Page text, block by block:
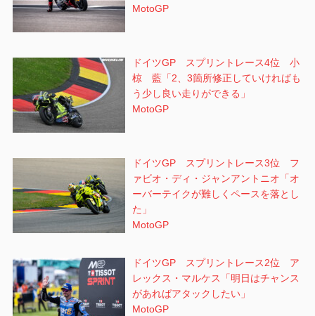
MotoGP
ドイツGP スプリントレース4位 小
椋 藍「2、3箇所修正していければも
う少し良い走りができる」
MotoGP
ドイツGP スプリントレース3位 フ
ァビオ・ディ・ジャンアントニオ「オ
ーバーテイクが難しくペースを落とし
た」
MotoGP
ドイツGP スプリントレース2位 ア
レックス・マルケス「明日はチャンス
があればアタックしたい」
MotoGP